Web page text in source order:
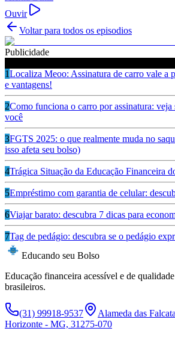
Ouvir
Voltar para todos os episodios
Publicidade
1Localiza Meoo: Assinatura de carro vale a
e vantagens!
2Como funciona o carro por assinatura: veja
você
3FGTS 2025: o que realmente muda no
isso afeta seu bolso)
4Trágica Situação da Educação Financeira
5Empréstimo com garantia de celular:
6Viajar barato: descubra 7 dicas para
7Tag de pedágio: descubra se o pedágio
Educando seu Bolso
Educação financeira acessível e de
brasileiros.
(31) 99918-9537
Alameda das
Horizonte - MG, 31275-070